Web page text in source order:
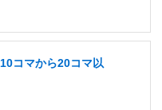
コマから20コマ以